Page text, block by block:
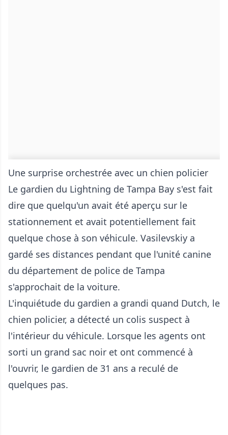
Une surprise orchestrée avec un chien policier
Le gardien du Lightning de Tampa Bay s'est fait
dire que quelqu'un avait été aperçu sur le
stationnement et avait potentiellement fait
quelque chose à son véhicule. Vasilevskiy a
gardé ses distances pendant que l'unité canine
du département de police de Tampa
s'approchait de la voiture.
L'inquiétude du gardien a grandi quand Dutch, le
chien policier, a détecté un colis suspect à
l'intérieur du véhicule. Lorsque les agents ont
sorti un grand sac noir et ont commencé à
l'ouvrir, le gardien de 31 ans a reculé de
quelques pas.